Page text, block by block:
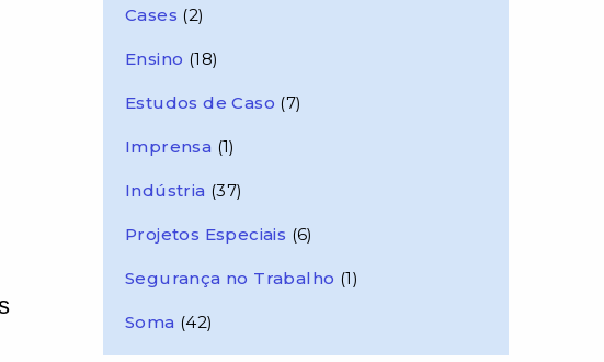
Cases (2)
Ensino (18)
Estudos de Caso (7)
Imprensa (1)
Indústria (37)
Projetos Especiais (6)
Segurança no Trabalho (1)
Soma (42)